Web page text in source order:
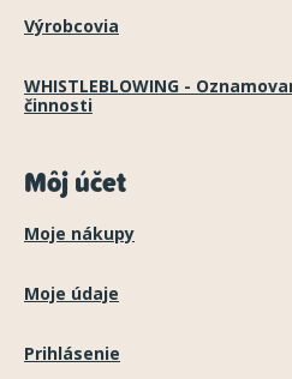
Výrobcovia
WHISTLEBLOWING -
činnosti
Môj účet
Moje nákupy
Moje údaje
Prihlásenie